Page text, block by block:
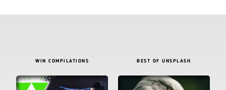
WIN COMPILATIONS BEST OF UNSPLASH